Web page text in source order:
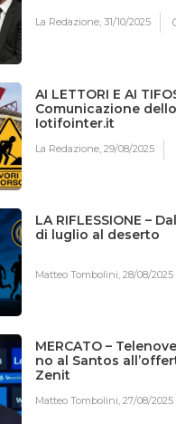
La Redazione,31/10/2025
AI LETTORI E AI
Comunicazione
Iotifointer.it
La Redazione,29/08/2025
LA RIFLESSIONE –
di luglio al deserto
Matteo Tombolini,28/08/2025
MERCATO –
no al Santos
Zenit
Matteo Tombolini,27/08/2025